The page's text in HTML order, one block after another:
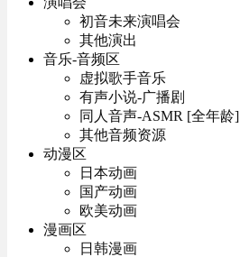
初音未来演唱会
其他演出
音乐-音频区
虚拟歌手音乐
有声小说-广播剧
同人音声-ASMR [全年龄]
其他音频资源
动漫区
日本动画
国产动画
欧美动画
漫画区
日韩漫画